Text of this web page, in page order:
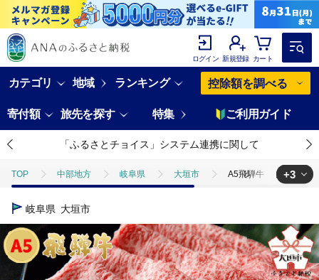
ログイン 新規登録 カート
カテゴリ 地域 ランキング 控除額を調べる
寄付額 旅先を探す 特集 ご利用ガイド
「ふるさとチョイス」システム連携に関して
TOP 中部地方 岐阜県 大垣市 A5飛騨牛 すき焼き
TOP
TOP すき焼き(牛肉) A5飛騨牛 すき焼き・
TOP 肉 牛肉 しゃぶしゃぶ(牛肉) A5飛騨牛 すき焼
+3
岐阜県 大垣市